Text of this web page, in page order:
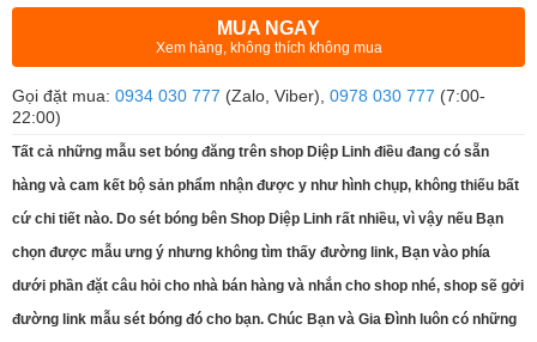
MUA NGAY
Xem hàng, không thích không mua
Gọi đặt mua: 0934 030 777 (Zalo, Viber), 0978 030 777 (7:00-
22:00)
Tất cả những mẫu set bóng đăng trên shop Diệp Linh điều đang có sẵn
hàng và cam kết bộ sản phẩm nhận được y như hình chụp, không thiếu bất
cứ chi tiết nào. Do sét bóng bên Shop Diệp Linh rất nhiều, vì vậy nếu Bạn
chọn được mẫu ưng ý nhưng không tìm thấy đường link, Bạn vào phía
dưới phần đặt câu hỏi cho nhà bán hàng và nhắn cho shop nhé, shop sẽ gởi
đường link mẫu sét bóng đó cho bạn. Chúc Bạn và Gia Đình luôn có những